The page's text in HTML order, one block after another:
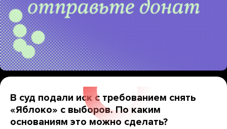
В суд подали иск с требованием снять
«Яблоко» с выборов. По каким
основаниям это можно сделать?